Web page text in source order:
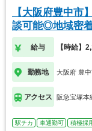
【大阪府豊中市
談可能◎地域密
給与 【時給】
勤務地 大阪府 豊
アクセス 阪急宝塚本
駅チカ 車通勤可 積極採